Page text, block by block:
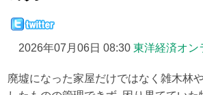
2026年07月06日 08:30 東洋経済オン
廃墟になった家屋だけではなく雑木林